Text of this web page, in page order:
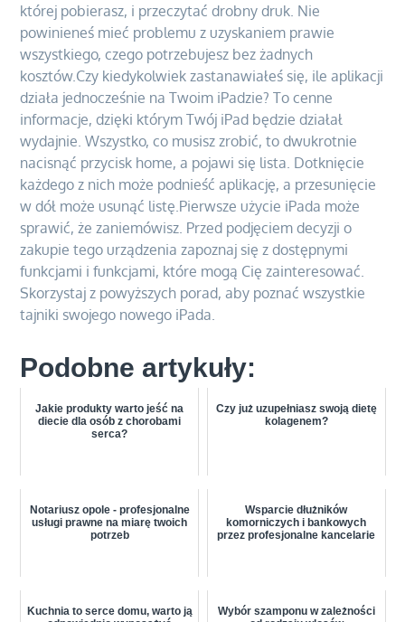
której pobierasz, i przeczytać drobny druk. Nie
powinieneś mieć problemu z uzyskaniem prawie
wszystkiego, czego potrzebujesz bez żadnych
kosztów.Czy kiedykolwiek zastanawiałeś się, ile aplikacji
działa jednocześnie na Twoim iPadzie? To cenne
informacje, dzięki którym Twój iPad będzie działał
wydajnie. Wszystko, co musisz zrobić, to dwukrotnie
nacisnąć przycisk home, a pojawi się lista. Dotknięcie
każdego z nich może podnieść aplikację, a przesunięcie
w dół może usunąć listę.Pierwsze użycie iPada może
sprawić, że zaniemówisz. Przed podjęciem decyzji o
zakupie tego urządzenia zapoznaj się z dostępnymi
funkcjami i funkcjami, które mogą Cię zainteresować.
Skorzystaj z powyższych porad, aby poznać wszystkie
tajniki swojego nowego iPada.
Podobne artykuły:
Jakie produkty warto jeść na
diecie dla osób z chorobami
serca?
Czy już uzupełniasz swoją dietę
kolagenem?
Notariusz opole - profesjonalne
usługi prawne na miarę twoich
potrzeb
Wsparcie dłużników
komorniczych i bankowych
przez profesjonalne kancelarie
Kuchnia to serce domu, warto ją
Wybór szamponu w zależności